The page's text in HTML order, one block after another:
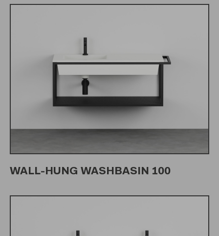
WALL-HUNG WASHBASIN 100